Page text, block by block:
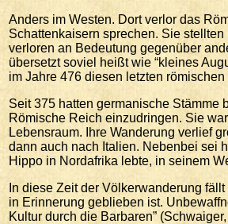
Anders im Westen. Dort verlor das
Schattenkaisern sprechen. Sie
verloren an Bedeutung gegenüber
übersetzt soviel heißt wie “kleines
im Jahre 476 diesen letzten
Seit 375 hatten germanische Stämme
Römische Reich einzudringen. Sie
Lebensraum. Ihre Wanderung verlief
dann auch nach Italien. Nebenbei sei
Hippo in Nordafrika lebte, in seinem
In diese Zeit der Völkerwanderung
in Erinnerung geblieben ist.
Kultur durch die Barbaren”